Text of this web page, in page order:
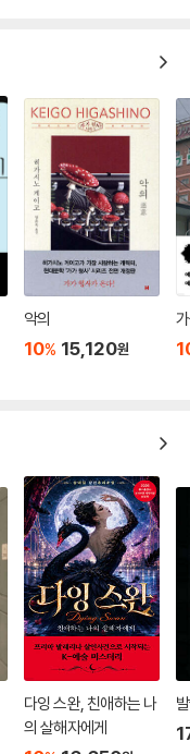
악의
10% 15,120원
다잉 스완, 친애하는 나
의 살해자에게